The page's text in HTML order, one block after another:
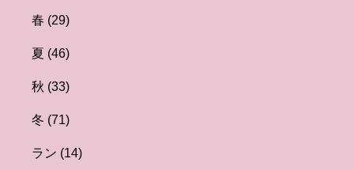
春 (29)
夏 (46)
秋 (33)
冬 (71)
ラン (14)